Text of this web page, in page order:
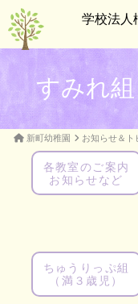
学校法人
すみれ
新町幼稚園 お知らせ＆ト
各教室のご案内
お知らせなど
ちゅうりっぷ組
（満３歳児）